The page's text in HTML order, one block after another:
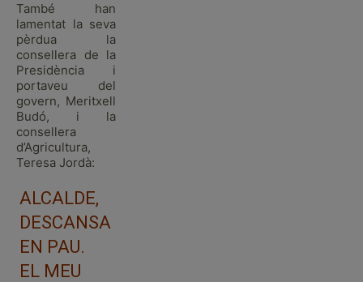
També han
lamentat la seva
pèrdua la
consellera de la
Presidència i
portaveu del
govern, Meritxell
Budó, i la
consellera
d’Agricultura,
Teresa Jordà:
ALCALDE,
DESCANSA
EN PAU.
EL MEU